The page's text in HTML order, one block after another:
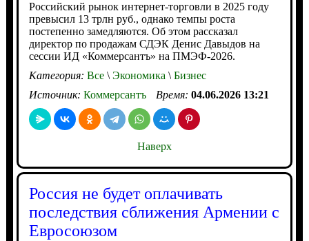
Российский рынок интернет-торговли в 2025 году
превысил 13 трлн руб., однако темпы роста
постепенно замедляются. Об этом рассказал
директор по продажам СДЭК Денис Давыдов на
сессии ИД «Коммерсантъ» на ПМЭФ-2026.
Категория: Все\Экономика \Бизнес
Источник: Коммерсантъ Время: 04.06.2026 13:21
Наверх
Россия не будет оплачивать
последствия сближения Армении с
Евросоюзом